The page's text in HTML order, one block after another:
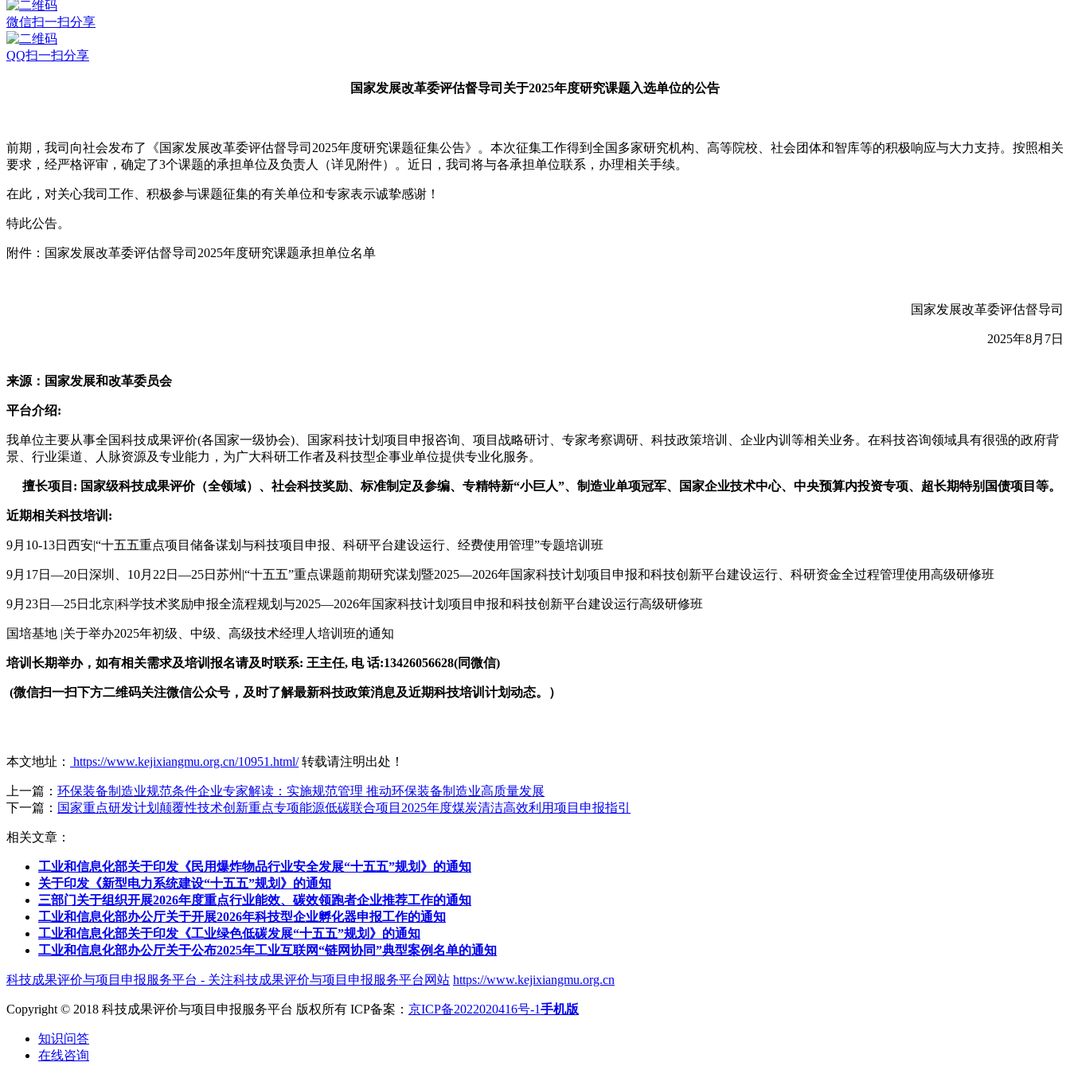
微信扫一扫分享
QQ扫一扫分享
国家发展改革委评估督导司关于2025年度研究课题入选单位的公告
前期，我司向社会发布了《国家发展改革委评估督导司2025年度研究课题征集公告》。本次征集工作得到全国多家研究机构、高等院校、社会团体和智库等的积极响应与大力支持。按照相关
要求，经严格评审，确定了3个课题的承担单位及负责人（详见附件）。近日，我司将与各承担单位联系，办理相关手续。
在此，对关心我司工作、积极参与课题征集的有关单位和专家表示诚挚感谢！
特此公告。
附件：国家发展改革委评估督导司2025年度研究课题承担单位名单
国家发展改革委评估督导司
2025年8月7日
来源：国家发展和改革委员会
平台介绍:
我单位主要从事全国科技成果评价(各国家一级协会) 、国家科技计划项目申报咨询、项目战略研讨、专家考察调研、科技政策培训、企业内训等相关业务。在科技咨询领域具有很强的政府背
景、行业渠道、人脉资源及专业能力，为广大科研工作者及科技型企事业单位提供专业化服务。
擅长项目: 国家级科技成果评价（全领域）、社会科技奖励、标准制定及参编、专精特新“小巨人”、制造业单项冠军、国家企业技术中心、中央预算内投资专项、超长期特别国债项目等。
近期相关科技培训:
9月10-13日西安|“十五五重点项目储备谋划与科技项目申报、科研平台建设运行、经费使用管理”专题培训班
9月17日—20日深圳、10月22日—25日苏州|“十五五”重点课题前期研究谋划暨2025—2026年国家科技计划项目申报和科技创新平台建设运行、科研资金全过程管理使用高级研修班
9月23日—25日北京|科学技术奖励申报全流程规划与2025—2026年国家科技计划项目申报和科技创新平台建设运行高级研修班
国培基地 |关于举办2025年初级、中级、高级技术经理人培训班的通知
培训长期举办，如有相关需求及培训报名请及时联系: 王主任, 电 话:13426056628(同微信)
(微信扫一扫下方二维码关注微信公众号，及时了解最新科技政策消息及近期科技培训计划动态。）
本文地址： https://www.kejixiangmu.org.cn/10951.html/转载请注明出处！
上一篇： 环保装备制造业规范条件企业专家解读：实施规范管理 推动环保装备制造业高质量发展
下一篇： 国家重点研发计划颠覆性技术创新重点专项能源低碳联合项目2025年度煤炭清洁高效利用项目申报指引
相关文章：
工业和信息化部关于印发《民用爆炸物品行业安全发展“十五五”规划》的通知
关于印发《新型电力系统建设“十五五”规划》的通知
三部门关于组织开展2026年度重点行业能效、碳效领跑者企业推荐工作的通知
工业和信息化部办公厅关于开展2026年科技型企业孵化器申报工作的通知
工业和信息化部关于印发《工业绿色低碳发展“十五五”规划》的通知
工业和信息化部办公厅关于公布2025年工业互联网“链网协同”典型案例名单的通知
科技成果评价与项目申报服务平台 - 关注科技成果评价与项目申报服务平台网站 https://www.kejixiangmu.org.cn
Copyright © 2018 科技成果评价与项目申报服务平台 版权所有 ICP备案： 京ICP备2022020416号-1手机版
知识问答
在线咨询